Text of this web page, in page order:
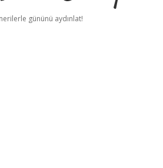
gününü aydınlat!